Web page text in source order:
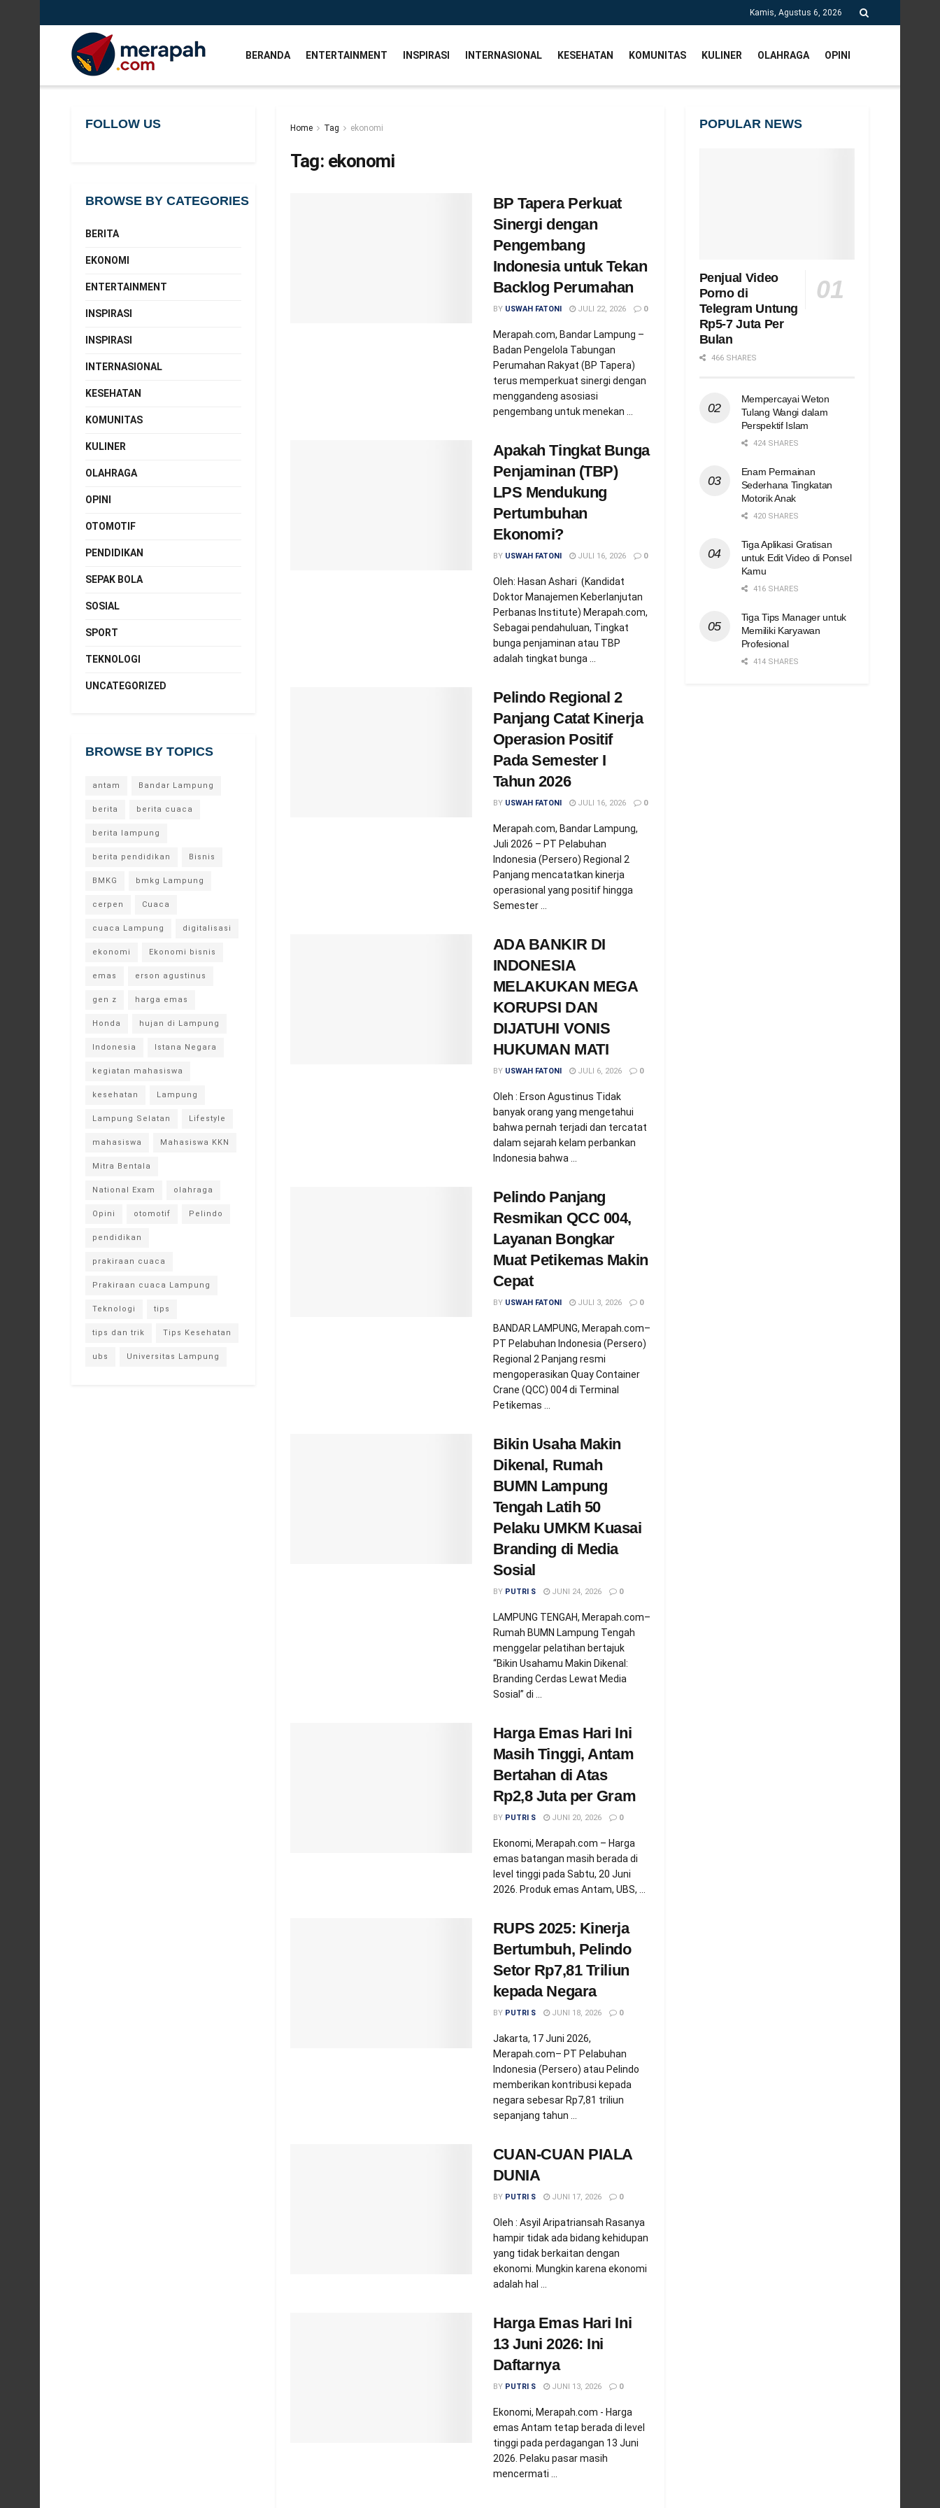
Kamis, Agustus 6, 2026
BERANDA ENTERTAINMENT INSPIRASI INTERNASIONAL KESEHATAN KOMUNITAS KULINER OLAHRAGA OPINI
Home Tag ekonomi
Tag: ekonomi
BP Tapera Perkuat
Sinergi dengan
Pengembang
Indonesia untuk Tekan
Backlog Perumahan
BY USWAH FATONI JULI 22, 2026 0
Merapah.com, Bandar Lampung –
Badan Pengelola Tabungan
Perumahan Rakyat (BP Tapera)
terus memperkuat sinergi dengan
menggandeng asosiasi
pengembang untuk menekan ...
Apakah Tingkat Bunga
Penjaminan (TBP)
LPS Mendukung
Pertumbuhan
Ekonomi?
BY USWAH FATONI JULI 16, 2026 0
Oleh: Hasan Ashari (Kandidat
Doktor Manajemen Keberlanjutan
Perbanas Institute) Merapah.com,
Sebagai pendahuluan, Tingkat
bunga penjaminan atau TBP
adalah tingkat bunga ...
Pelindo Regional 2
Panjang Catat Kinerja
Operasion Positif
Pada Semester I
Tahun 2026
BY USWAH FATONI JULI 16, 2026 0
Merapah.com, Bandar Lampung,
Juli 2026 – PT Pelabuhan
Indonesia (Persero) Regional 2
Panjang mencatatkan kinerja
operasional yang positif hingga
Semester ...
ADA BANKIR DI
INDONESIA
MELAKUKAN MEGA
KORUPSI DAN
DIJATUHI VONIS
HUKUMAN MATI
BY USWAH FATONI JULI 6, 2026 0
Oleh : Erson Agustinus Tidak
banyak orang yang mengetahui
bahwa pernah terjadi dan tercatat
dalam sejarah kelam perbankan
Indonesia bahwa ...
Pelindo Panjang
Resmikan QCC 004,
Layanan Bongkar
Muat Petikemas Makin
Cepat
BY USWAH FATONI JULI 3, 2026 0
BANDAR LAMPUNG, Merapah.com–
PT Pelabuhan Indonesia (Persero)
Regional 2 Panjang resmi
mengoperasikan Quay Container
Crane (QCC) 004 di Terminal
Petikemas ...
Bikin Usaha Makin
Dikenal, Rumah
BUMN Lampung
Tengah Latih 50
Pelaku UMKM Kuasai
Branding di Media
Sosial
BY PUTRI S JUNI 24, 2026 0
LAMPUNG TENGAH, Merapah.com–
Rumah BUMN Lampung Tengah
menggelar pelatihan bertajuk
“Bikin Usahamu Makin Dikenal:
Branding Cerdas Lewat Media
Sosial” di ...
Harga Emas Hari Ini
Masih Tinggi, Antam
Bertahan di Atas
Rp2,8 Juta per Gram
BY PUTRI S JUNI 20, 2026 0
Ekonomi, Merapah.com – Harga
emas batangan masih berada di
level tinggi pada Sabtu, 20 Juni
2026. Produk emas Antam, UBS, ...
RUPS 2025: Kinerja
Bertumbuh, Pelindo
Setor Rp7,81 Triliun
kepada Negara
BY PUTRI S JUNI 18, 2026 0
Jakarta, 17 Juni 2026,
Merapah.com– PT Pelabuhan
Indonesia (Persero) atau Pelindo
memberikan kontribusi kepada
negara sebesar Rp7,81 triliun
sepanjang tahun ...
CUAN-CUAN PIALA
DUNIA
BY PUTRI S JUNI 17, 2026 0
Oleh : Asyil Aripatriansah Rasanya
hampir tidak ada bidang kehidupan
yang tidak berkaitan dengan
ekonomi. Mungkin karena ekonomi
adalah hal ...
Harga Emas Hari Ini
13 Juni 2026: Ini
Daftarnya
BY PUTRI S JUNI 13, 2026 0
Ekonomi, Merapah.com - Harga
emas Antam tetap berada di level
tinggi pada perdagangan 13 Juni
2026. Pelaku pasar masih
mencermati ...
FOLLOW US
BROWSE BY CATEGORIES
BERITA
EKONOMI
ENTERTAINMENT
INSPIRASI
INSPIRASI
INTERNASIONAL
KESEHATAN
KOMUNITAS
KULINER
OLAHRAGA
OPINI
OTOMOTIF
PENDIDIKAN
SEPAK BOLA
SOSIAL
SPORT
TEKNOLOGI
UNCATEGORIZED
BROWSE BY TOPICS
antam Bandar Lampung
berita berita cuaca
berita lampung
berita pendidikan Bisnis
BMKG bmkg Lampung
cerpen Cuaca
cuaca Lampung digitalisasi
ekonomi Ekonomi bisnis
emas erson agustinus
gen z harga emas
Honda hujan di Lampung
Indonesia Istana Negara
kegiatan mahasiswa
kesehatan Lampung
Lampung Selatan Lifestyle
mahasiswa Mahasiswa KKN
Mitra Bentala
National Exam olahraga
Opini otomotif Pelindo
pendidikan
prakiraan cuaca
Prakiraan cuaca Lampung
Teknologi tips
tips dan trik Tips Kesehatan
ubs Universitas Lampung
POPULAR NEWS
Penjual Video
Porno di
Telegram Untung
Rp5-7 Juta Per
Bulan
466 SHARES
Mempercayai Weton
Tulang Wangi dalam
Perspektif Islam
424 SHARES
Enam Permainan
Sederhana Tingkatan
Motorik Anak
420 SHARES
Tiga Aplikasi Gratisan
untuk Edit Video di Ponsel
Kamu
416 SHARES
Tiga Tips Manager untuk
Memiliki Karyawan
Profesional
414 SHARES